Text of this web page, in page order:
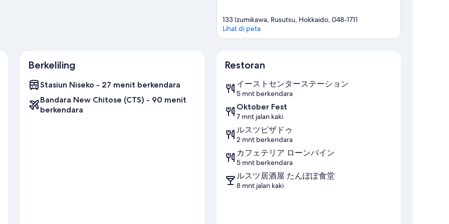
133 Izumikawa, Rusutsu, Hokkaido, 048-1711
Lihat di peta
Berkeliling
Stasiun Niseko - 27 menit berkendara
Bandara New Chitose (CTS) - 90 menit
berkendara
Restoran
イーストセンターステーション
5 mnt berkendara
Oktober Fest
7 mnt jalan kaki
ルスツピザドゥ
2 mnt berkendara
カフェテリア ローンパイン
5 mnt berkendara
ルスツ居酒屋 たんぽぽ食堂
8 mnt jalan kaki